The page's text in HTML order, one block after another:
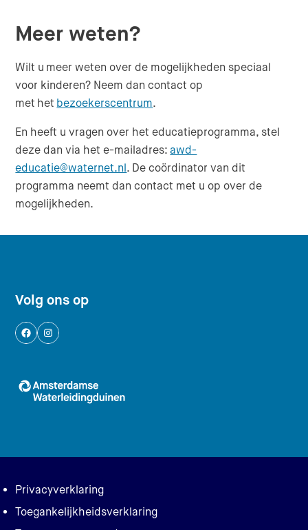
Meer weten?
Wilt u meer weten over de mogelijkheden speciaal
voor kinderen? Neem dan contact op
met het bezoekerscentrum.
En heeft u vragen over het educatieprogramma, stel
deze dan via het e-mailadres:awd-
educatie@waternet.nl. De coördinator van dit
programma neemt dan contact met u op over de
mogelijkheden.
Footer navigatie
Volg ons op
Logo AWD, Amsterdamse
Privacy en voorwaarden
Privacyverklaring
Toegankelijkheidsverklaring